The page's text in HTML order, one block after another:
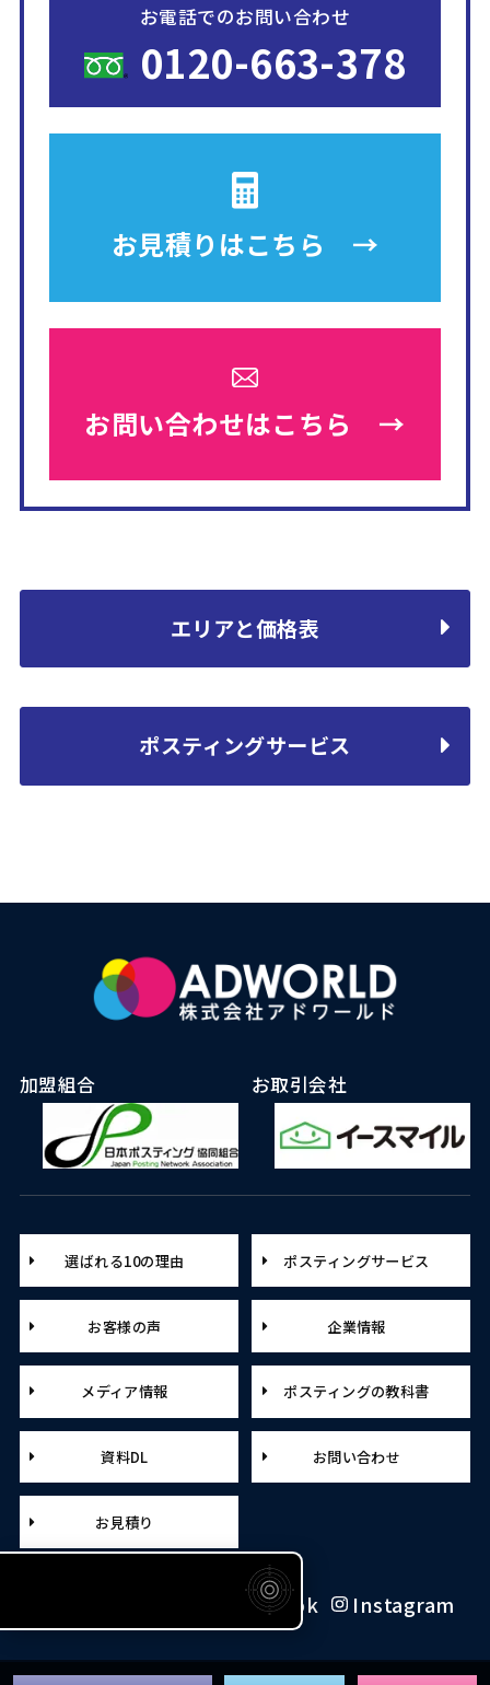
お電話でのお問い合わせ
0120-663-378
お見積りはこちら →
お問い合わせはこちら →
エリアと価格表
ポスティングサービス
加盟組合 お取引会社
選ばれる10の理由 ポスティングサービス
お客様の声 企業情報
メディア情報 ポスティングの教科書
資料DL お問い合わせ
お見積り
Facebook Instagram